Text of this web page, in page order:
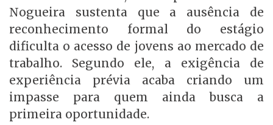
Nogueira sustenta que a ausência de
reconhecimento formal do estágio
dificulta o acesso de jovens ao mercado de
trabalho. Segundo ele, a exigência de
experiência prévia acaba criando um
impasse para quem ainda busca a
primeira oportunidade.